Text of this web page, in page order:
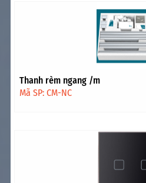
Thanh rèm ngang /m
Mã SP: CM-NC